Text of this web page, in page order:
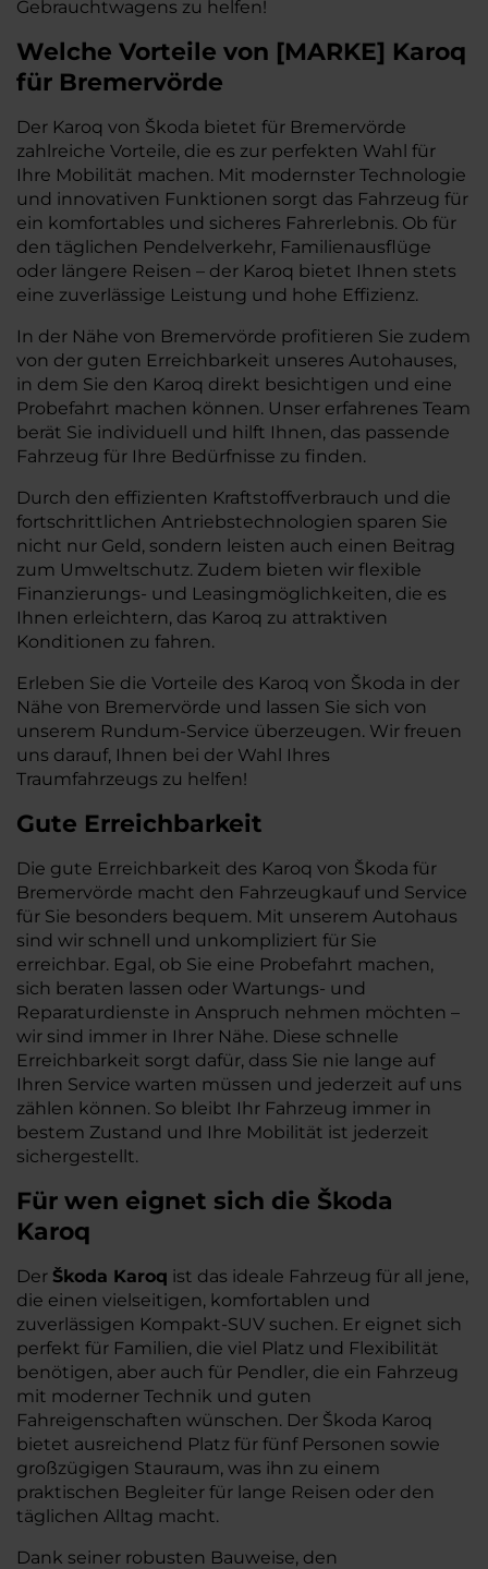
Gebrauchtwagens zu helfen!
Welche Vorteile von [MARKE] Karoq
für Bremervörde
Der Karoq von Škoda bietet für Bremervörde
zahlreiche Vorteile, die es zur perfekten Wahl für
Ihre Mobilität machen. Mit modernster Technologie
und innovativen Funktionen sorgt das Fahrzeug für
ein komfortables und sicheres Fahrerlebnis. Ob für
den täglichen Pendelverkehr, Familienausflüge
oder längere Reisen – der Karoq bietet Ihnen stets
eine zuverlässige Leistung und hohe Effizienz.
In der Nähe von Bremervörde profitieren Sie zudem
von der guten Erreichbarkeit unseres Autohauses,
in dem Sie den Karoq direkt besichtigen und eine
Probefahrt machen können. Unser erfahrenes Team
berät Sie individuell und hilft Ihnen, das passende
Fahrzeug für Ihre Bedürfnisse zu finden.
Durch den effizienten Kraftstoffverbrauch und die
fortschrittlichen Antriebstechnologien sparen Sie
nicht nur Geld, sondern leisten auch einen Beitrag
zum Umweltschutz. Zudem bieten wir flexible
Finanzierungs- und Leasingmöglichkeiten, die es
Ihnen erleichtern, das Karoq zu attraktiven
Konditionen zu fahren.
Erleben Sie die Vorteile des Karoq von Škoda in der
Nähe von Bremervörde und lassen Sie sich von
unserem Rundum-Service überzeugen. Wir freuen
uns darauf, Ihnen bei der Wahl Ihres
Traumfahrzeugs zu helfen!
Gute Erreichbarkeit
Die gute Erreichbarkeit des Karoq von Škoda für
Bremervörde macht den Fahrzeugkauf und Service
für Sie besonders bequem. Mit unserem Autohaus
sind wir schnell und unkompliziert für Sie
erreichbar. Egal, ob Sie eine Probefahrt machen,
sich beraten lassen oder Wartungs- und
Reparaturdienste in Anspruch nehmen möchten –
wir sind immer in Ihrer Nähe. Diese schnelle
Erreichbarkeit sorgt dafür, dass Sie nie lange auf
Ihren Service warten müssen und jederzeit auf uns
zählen können. So bleibt Ihr Fahrzeug immer in
bestem Zustand und Ihre Mobilität ist jederzeit
sichergestellt.
Für wen eignet sich die Škoda
Karoq
Der Škoda Karoq ist das ideale Fahrzeug für all jene,
die einen vielseitigen, komfortablen und
zuverlässigen Kompakt-SUV suchen. Er eignet sich
perfekt für Familien, die viel Platz und Flexibilität
benötigen, aber auch für Pendler, die ein Fahrzeug
mit moderner Technik und guten
Fahreigenschaften wünschen. Der Škoda Karoq
bietet ausreichend Platz für fünf Personen sowie
großzügigen Stauraum, was ihn zu einem
praktischen Begleiter für lange Reisen oder den
täglichen Alltag macht.
Dank seiner robusten Bauweise, den